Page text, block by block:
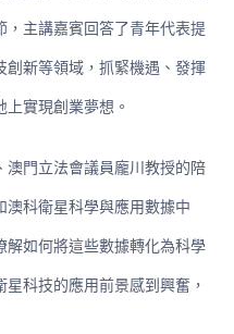
，主講嘉賓回答了青年代表提
創新等領域，抓緊機遇、發揮
上實現創業夢想。
澳門立法會議員龐川教授的陪
澳科衛星科學與應用數據中
解如何將這些數據轉化為科學
科技的應用前景感到興奮，